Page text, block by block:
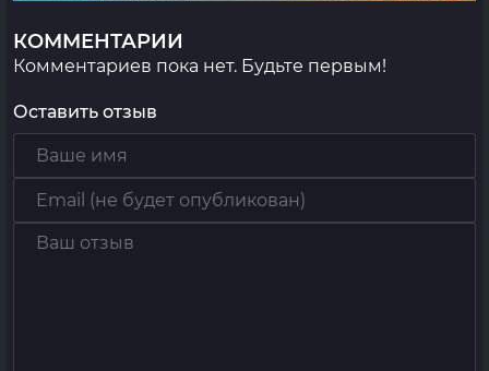
КОММЕНТАРИИ
Комментариев пока нет. Будьте первым!
Оставить отзыв